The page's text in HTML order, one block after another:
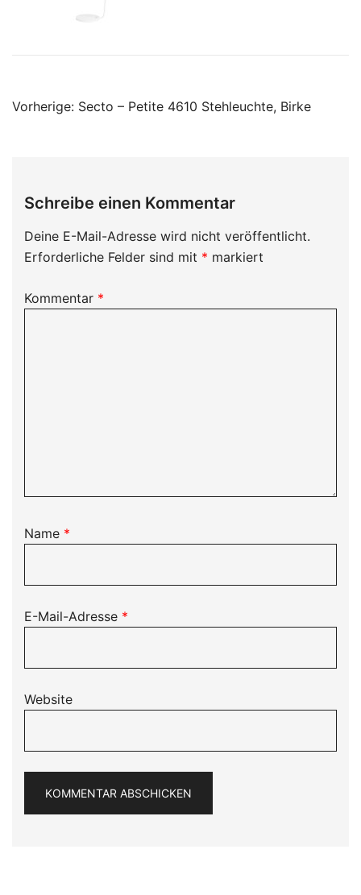
Beitragsnavigation
Vorherige: Secto – Petite 4610 Stehleuchte, Birke
Schreibe einen Kommentar
Deine E-Mail-Adresse wird nicht veröffentlicht.
Erforderliche Felder sind mit * markiert
Kommentar *
Name *
E-Mail-Adresse *
Website